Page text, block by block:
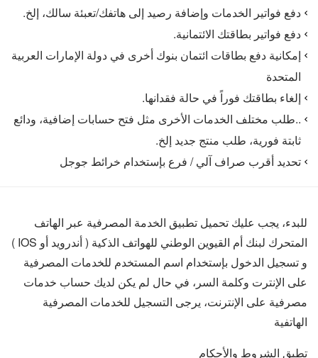
دفع فواتير الخدمات وإضافة رصيد إلى هاتفك/تعبئة سالك، إلخ.
دفع فواتير بطاقتك الائتمانية.
إمكانية دفع بطاقات ائتمان بنوك أخرى في دولة الإمارات العربية
المتحدة
إلغاء بطاقتك فوراً في حالة فقدانها.
..طلب مختلف الخدمات الأخرى مثل فتح حسابات إضافية، ودائع
ثابتة فورية، طلب منتج جديد إلخ.
تحديد أقرب صراف آلي / فرع بإستخدام خرائط جوجل
للبدء، يجب عليك تحميل تطبيق الخدمة المصرفية عبر الهاتف
المتحرك لبنك أم القيوين الوطني للهواتف الذكية ( أندرويد أو IOS )
و تسجيل الدخول بإستخدام اسم المستخدم للخدمات المصرفية
على الإنترت وكلمة السر، في حال لم يكن لديك حساب خدمات
مصرفية على الإنترنت، يرجى التسجيل للخدمات المصرفية
الهاتفية
تطبق الشروط والأحكام